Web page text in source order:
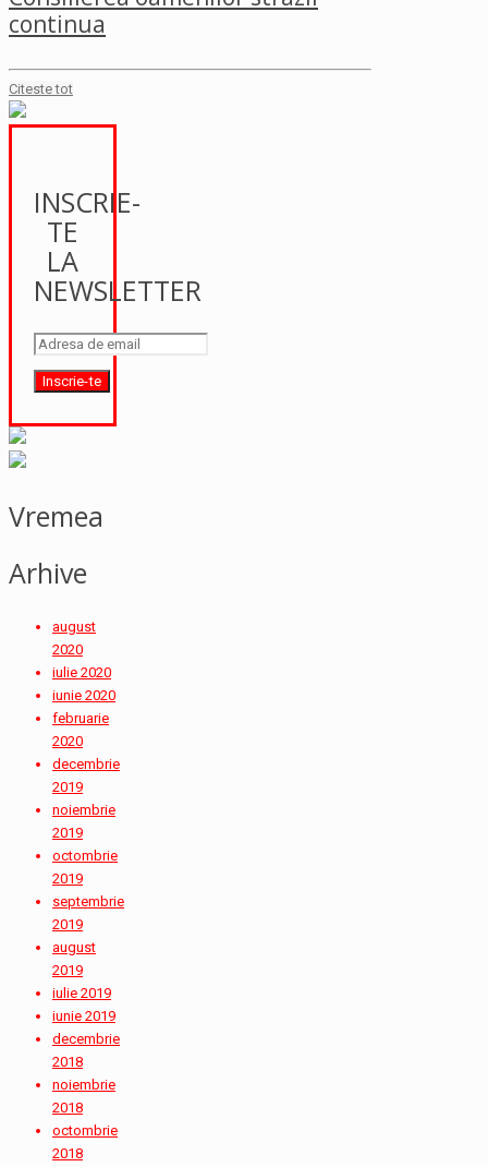
continua
Citeste tot
INSCRIE-
TE
LA
NEWSLETTER
Vremea
Arhive
august
2020
iulie 2020
iunie 2020
februarie
2020
decembrie
2019
noiembrie
2019
octombrie
2019
septembrie
2019
august
2019
iulie 2019
iunie 2019
decembrie
2018
noiembrie
2018
octombrie
2018